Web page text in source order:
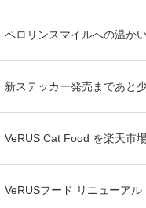
ペロリンスマイルへの温か
新ステッカー発売まであと
VeRUS Cat Food を楽天市
VeRUSフード リニューアル